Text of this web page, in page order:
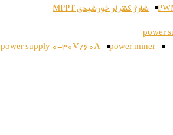
شارژ کنترلر خورشیدی MPPT
power
power miner
power supply 0-30V/60A